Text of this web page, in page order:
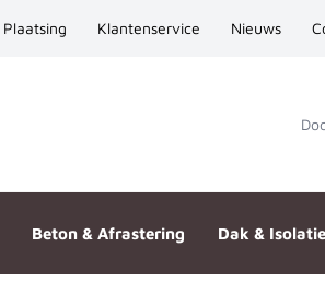
Plaatsing Klantenservice Nieuws
Beton & Afrastering Dak & Isolatie